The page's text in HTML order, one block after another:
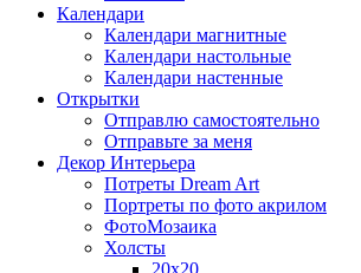
Календари
Календари магнитные
Календари настольные
Календари настенные
Открытки
Отправлю самостоятельно
Отправьте за меня
Декор Интерьера
Потреты Dream Art
Портреты по фото акрилом
ФотоМозаика
Холсты